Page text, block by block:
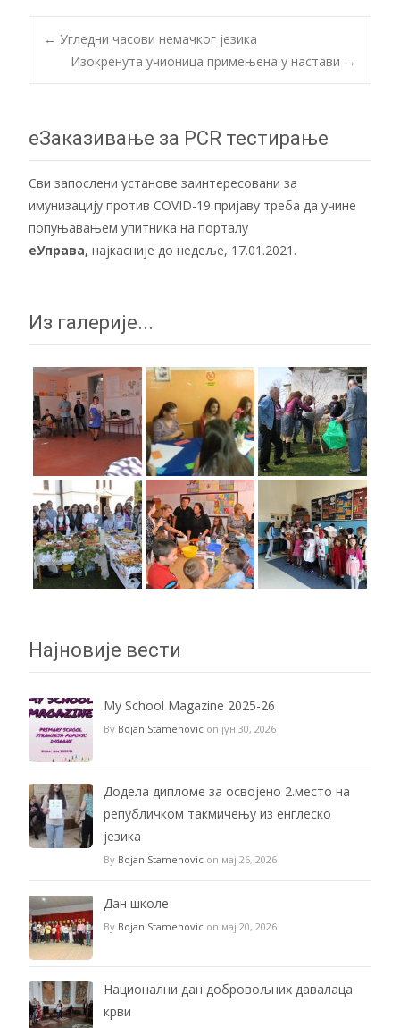
Post
← Угледни часови немачког језика
Изокренута учионица примењена у настави →
еЗаказивање за PCR тестирање
Сви запослени установе заинтересовани за
имунизацију против COVID-19 пријаву треба да учине
попуњавањем упитника на порталу
еУправа, најкасније до недеље, 17.01.2021.
Из галерије...
Најновије вести
My School Magazine 2025-26
By Bojan Stamenovic on јун 30, 2026
Додела дипломе за освојено 2.место на
републичком такмичењу из енглеско
језика
By Bojan Stamenovic on мај 26, 2026
Дан школе
By Bojan Stamenovic on мај 20, 2026
Национални дан добровољних давалаца
крви